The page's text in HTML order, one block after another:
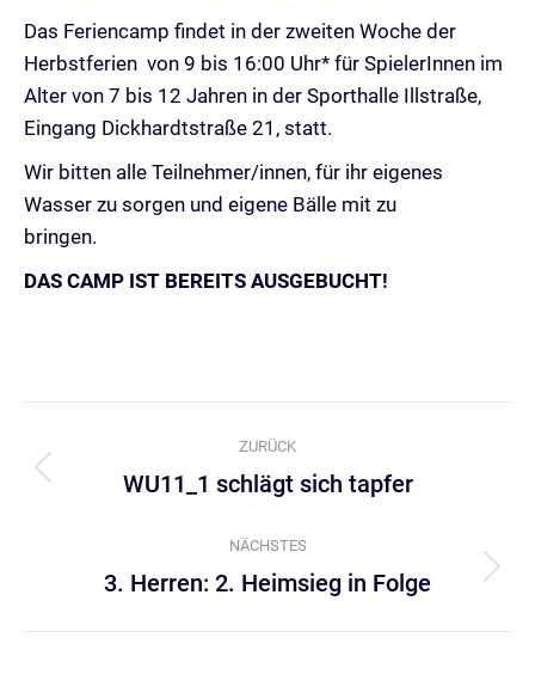
Das Feriencamp findet in der zweiten Woche der
Herbstferien von 9 bis 16:00 Uhr* für SpielerInnen im
Alter von 7 bis 12 Jahren in der Sporthalle Illstraße,
Eingang Dickhardtstraße 21, statt.
Wir bitten alle Teilnehmer/innen, für ihr eigenes
Wasser zu sorgen und eigene Bälle mit zu
bringen.
DAS CAMP IST BEREITS AUSGEBUCHT!
Kommentarnavigation
ZURÜCK
Vorheriger
WU11_1 schlägt sich tapfer
NÄCHSTES
Nächster
3. Herren: 2. Heimsieg in Folge